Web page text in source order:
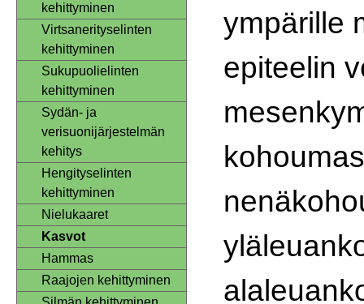
kehittyminen
Virtsanerityselinten
kehittyminen
Sukupuolielinten
kehittyminen
Sydän- ja
verisuonijärjestelmän
kehitys
Hengityselinten
kehittyminen
Nielukaaret
Kasvot
Hammas
Raajojen kehittyminen
ympärille
epiteelin